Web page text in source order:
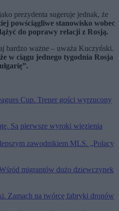
prezydenta sugeruje jednak, że
powściągliwe stanowisko wobec
do poprawy relacji z Rosją.
bardzo ważne – uważa Kuczyński.
w ciągu jednego tygodnia Rosja
Cup. Trener gości wyrzucony
Są pierwsze wyroki więzienia
zawodnikiem MLS. „Polacy
migrantów dużo dziewczynek
Zamach na twórcę fabryki dronów